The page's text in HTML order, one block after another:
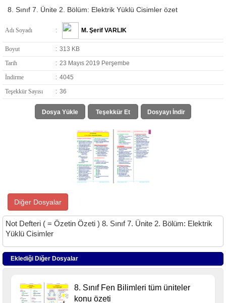
8. Sınıf 7. Ünite 2. Bölüm: Elektrik Yüklü Cisimler özet
Adı Soyadı : M. Şerif VARLIK
Boyut : 313 KB
Tarih
: 23 Mayıs 2019 Perşembe
İndirme
: 4045
Teşekkür Sayısı
: 36
Dosya Yükle Teşekkür Et Dosyayı İndir
Diğer Dosyalar
Not Defteri ( = Özetin Özeti ) 8. Sınıf 7. Ünite 2. Bölüm: Elektrik
Yüklü Cisimler
Eklediği Diğer Dosyalar
8. Sınıf Fen Bilimleri tüm üniteler
konu özeti